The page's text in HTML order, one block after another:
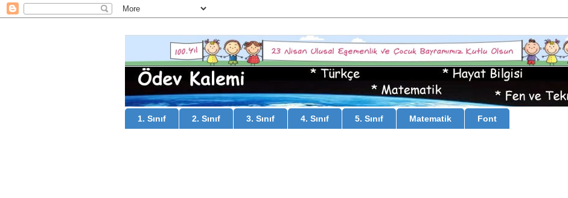
1. Sınıf 2. Sınıf 3. Sınıf 4. Sınıf 5. Sınıf Matematik Font